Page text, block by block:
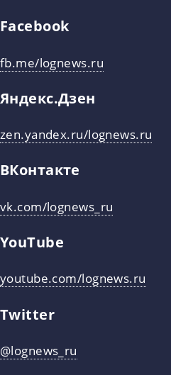
Facebook
fb.me/lognews.ru
Яндекс.Дзен
zen.yandex.ru/lognews.ru
ВКонтакте
vk.com/lognews_ru
YouTube
youtube.com/lognews.ru
Twitter
@lognews_ru